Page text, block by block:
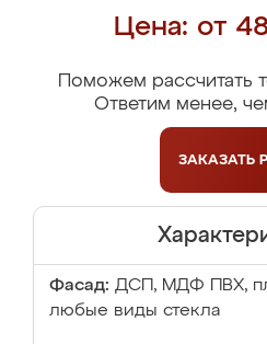
Цена: от
Поможем рассчитать
Ответим менее,
ЗАКАЗАТЬ
Фасад: ДСП, МДФ ПВХ,
любые виды стекла